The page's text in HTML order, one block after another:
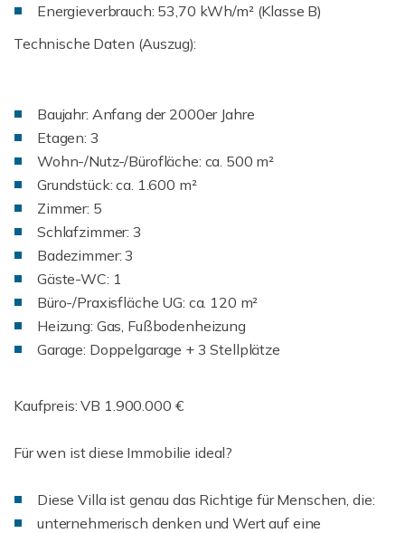
Energieverbrauch: 53,70 kWh/m² (Klasse B)
Technische Daten (Auszug):
Baujahr: Anfang der 2000er Jahre
Etagen: 3
Wohn-/Nutz-/Bürofläche: ca. 500 m²
Grundstück: ca. 1.600 m²
Zimmer: 5
Schlafzimmer: 3
Badezimmer: 3
Gäste-WC: 1
Büro-/Praxisfläche UG: ca. 120 m²
Heizung: Gas, Fußbodenheizung
Garage: Doppelgarage + 3 Stellplätze
Kaufpreis: VB 1.900.000 €
Für wen ist diese Immobilie ideal?
Diese Villa ist genau das Richtige für Menschen, die:
unternehmerisch denken und Wert auf eine